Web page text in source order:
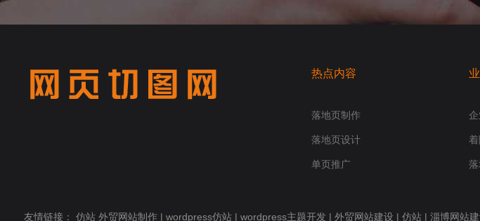
热点内容
落地页制作
落地页设计
单页推广
友情链接： 仿站 外贸网站制作| wordpress仿站| wordpress主题开发| 外贸网站建设 | 仿站| 淄博网站